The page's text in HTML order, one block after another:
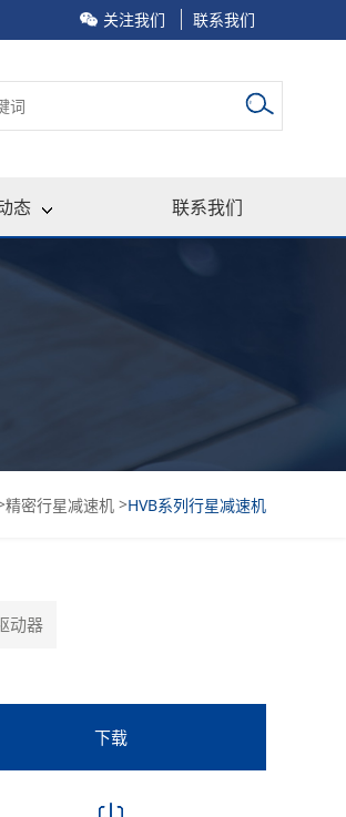
关注我们 联系我们
态 联系我们
精密行星减速机 >HVB系列行星减速机
动器
下载